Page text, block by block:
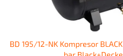
BD 195/12-NK Kompresor